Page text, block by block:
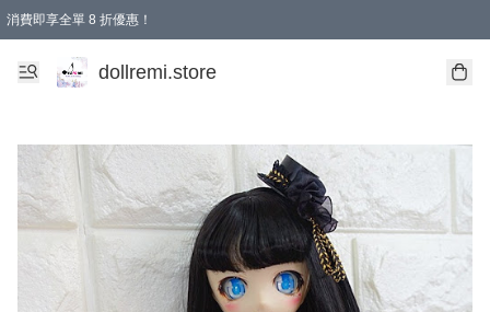
消費即享全單 8 折優惠！
購物滿 HKD 1500.00即享免運費優惠！（適用於 本地送貨、本地取貨、國際送貨 )
dollremi.store